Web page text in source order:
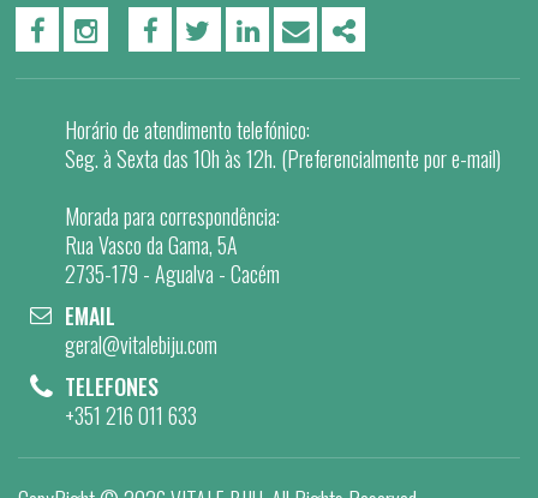
PÁGINA DO FACEBOOK
PÁGINA DO INSTAGRAM
FACEBOOKTWITTERLINKEDIN
EMAIL
Horário de atendimento telefónico:
Seg. à Sexta das 10h às 12h. (Preferencialmente por e-mail)
Morada para correspondência:
Rua Vasco da Gama, 5A
2735-179 - Agualva - Cacém
EMAIL
geral@vitalebiju.com
TELEFONES
+351 216 011 633